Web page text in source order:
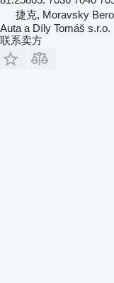
捷克, Moravsky
Auta a Díly Tomáš s.r.o.
联系卖方